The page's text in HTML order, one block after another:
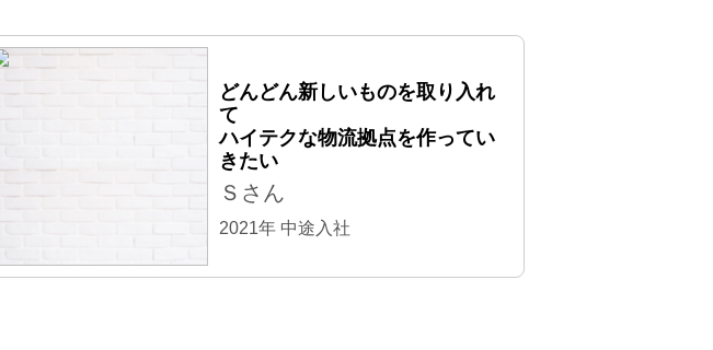
どんどん新しいものを取り入れ
て
ハイテクな物流拠点を作ってい
きたい
Ｓさん
2021年 中途入社